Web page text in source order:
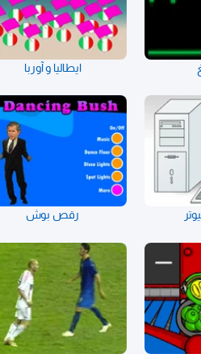
ايطاليا و آوربا
رقص بوش